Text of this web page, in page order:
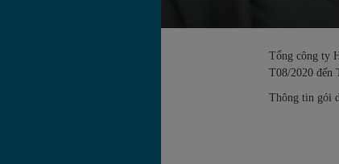
Tổng công ty
T08/2020 đến
Thông tin gói